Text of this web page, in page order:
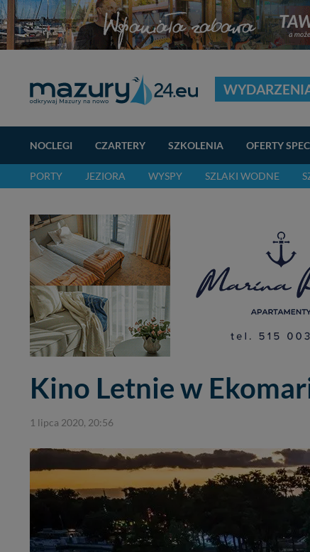
NOCLEGI CZARTERY SZKOLENIA OFERTY
PORTY JEZIORA WYSPY SZLAKI WODNE
Kino Letnie w
1 lipca 2020, 20:56